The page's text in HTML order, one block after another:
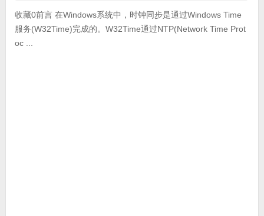
收藏0前言 在Windows系统中，时钟同步是通过Windows Time
服务(W32Time)完成的。W32Time通过NTP(Network Time Prot
oc ...